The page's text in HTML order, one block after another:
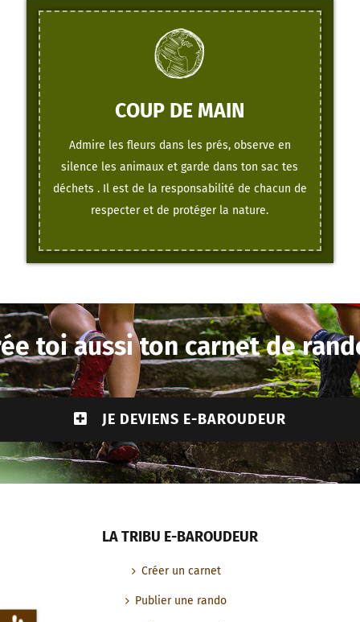
COUP DE MAIN
Admire les fleurs dans les prés, observe en
silence les animaux et garde dans ton sac tes
déchets . Il est de la responsabilité de chacun de
respecter et de protéger la nature.
toi aussi ton carnet de
JE DEVIENS E-BAROUDEUR
LA TRIBU E-BAROUDEUR
Créer un carnet
Publier une rando